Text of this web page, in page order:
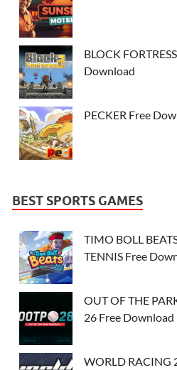
BLOCK
Download
PECKER Free
BEST SPORTS GAMES
TIMO BOLL
TENNIS Free
OUT OF THE
26 Free Download
WORLD RACING